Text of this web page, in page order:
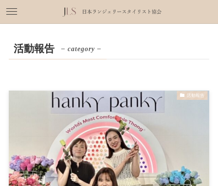
活動報告 – category –
活動報告